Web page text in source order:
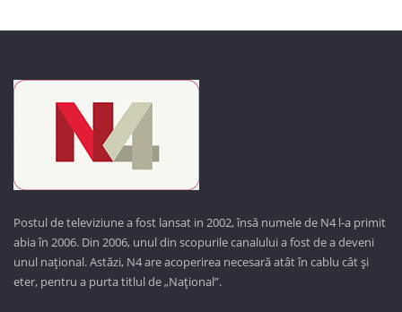
Postul de televiziune a fost lansat in 2002, însă numele de N4 l-a primit
abia în 2006. Din 2006, unul din scopurile canalului a fost de a deveni
unul național. Astăzi, N4 are acoperirea necesară atât în cablu cât și
eter, pentru a purta titlul de „Național”.